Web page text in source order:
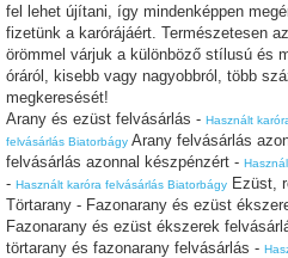
fel lehet újítani, így mindenképpen
fizetünk a karórájáért. Természetesen
örömmel várjuk a különböző stílusú és
óráról, kisebb vagy nagyobbról, több
megkeresését!
Arany és ezüst felvásárlás - Használt
felvásárlás Biatorbágy Arany felvásárlás
felvásárlás azonnal készpénzért -
- Használt karóra felvásárlás Biatorbágy Ezüst,
Törtarany - Fazonarany és ezüst
Fazonarany és ezüst ékszerek
törtarany és fazonarany felvásárlás -